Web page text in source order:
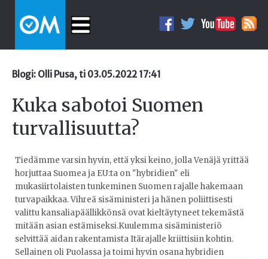
Blogi: Olli Pusa, ti 03.05.2022 17:41
Kuka sabotoi Suomen
turvallisuutta?
Tiedämme varsin hyvin, että yksi keino, jolla Venäjä yrittää
horjuttaa Suomea ja EU:ta on "hybridien" eli
mukasiirtolaisten tunkeminen Suomen rajalle hakemaan
turvapaikkaa. Vihreä sisäministeri ja hänen poliittisesti
valittu kansaliapäällikkönsä ovat kieltäytyneet tekemästä
mitään asian estämiseksi.Kuulemma sisäministeriö
selvittää aidan rakentamista Itärajalle kriittisiin kohtin.
Sellainen oli Puolassa ja toimi hyvin osana hybridien